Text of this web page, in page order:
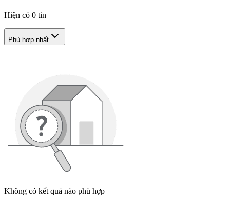
Hiện có 0 tin
Phù hợp nhất
Không có kết quả nào phù hợp